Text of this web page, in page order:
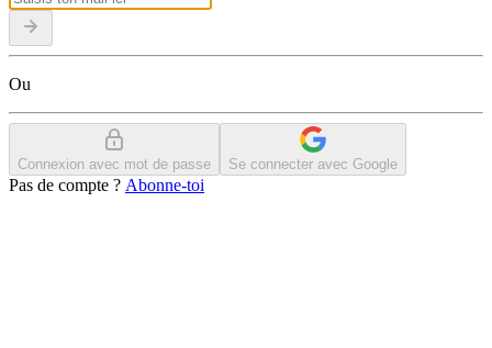
Ou
Connexion avec mot de passe Se connecter avec Google
Pas de compte ? Abonne-toi